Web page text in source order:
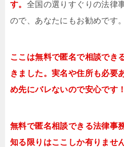
す。 全国の選りすぐりの法律
ので、あなたにもお勧めです。
ここは無料で匿名で相談でき
きました。実名や住所も必要
め先にバレないので安心です！
無料で匿名相談できる法律事
知る限りはここしか有りませ